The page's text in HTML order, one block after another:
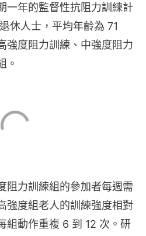
一年的監督性抗阻力訓練計
休人士，平均年齡為 71
強度阻力訓練、中強度阻力
。
阻力訓練組的參加者每週需
強度組老人的訓練強度相對
組動作重複 6 到 12 次。研